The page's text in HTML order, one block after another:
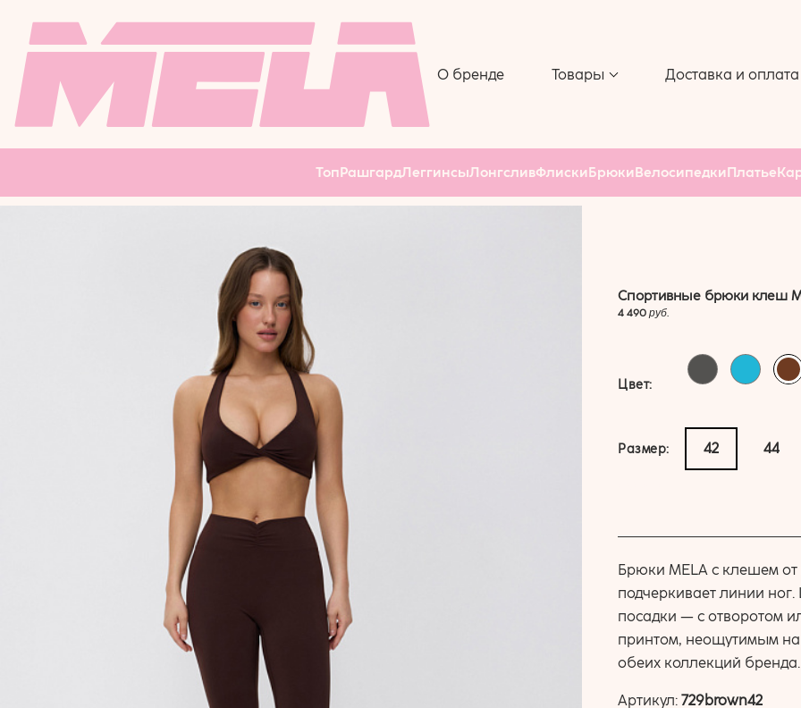
О бренде Товары Доставка и оплата
ФЛИСКИ
ВЕЛОСИПЕДКИ
ПЛАТЬЕ
КАРДИГАН
ФИТНЕСА
МАССАЖНЫЙ РОЛИК
БОДИБАР
ТопРашгардЛеггинсыЛонгсливФлискиБрюкиВелосипедкиПлатье
Спортивные брюки клеш
4 490руб.
Цвет:
Размер: 42 44
Брюки MELA с клешем от
подчеркивает линии
посадки — с отворотом
принтом, неощутимым
обеих коллекций бренда.
Артикул:729brown42